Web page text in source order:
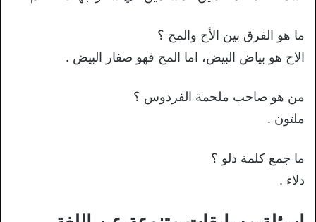
ما هو الفرق بين الأح والمح ؟
الاح هو بياض البيض، اما المح فهو صفار البيض .
من هو صاحب ملحمة الفردوس ؟
ملتون .
ما جمع كلمة دلو ؟
دلاء .